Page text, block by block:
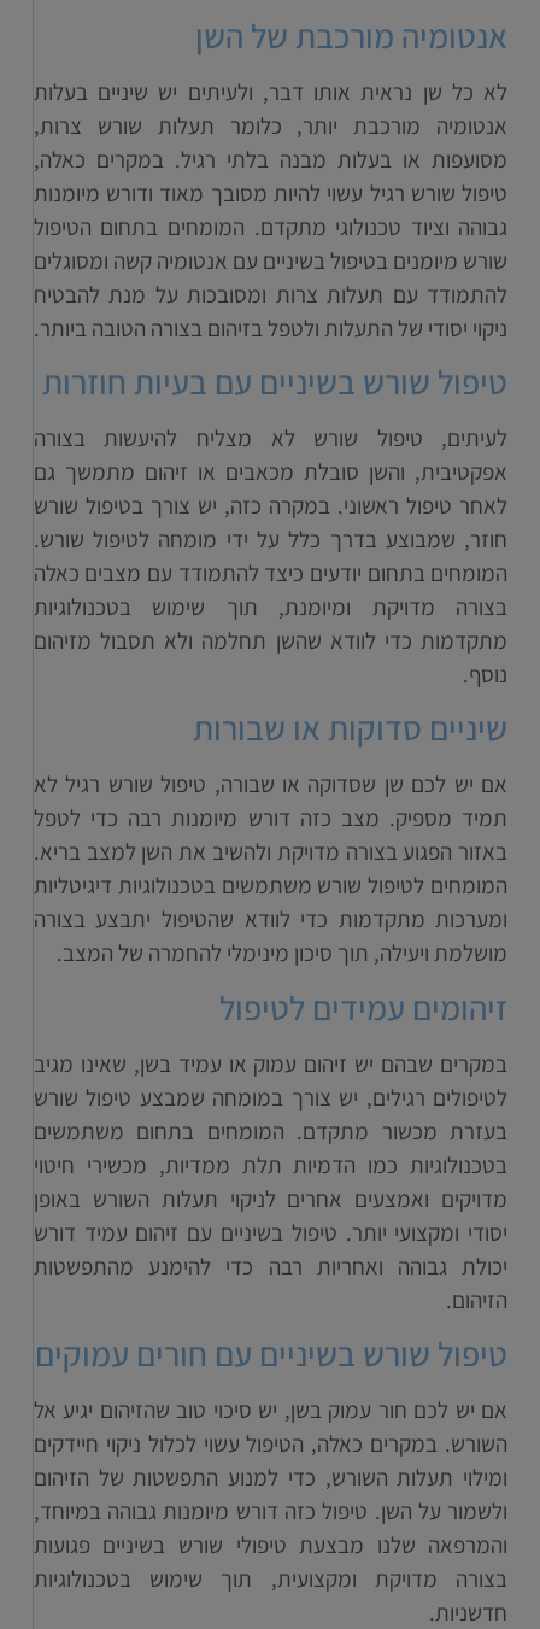
אנטומיה מורכבת של השן
לא כל שן נראית אותו דבר, ולעיתים יש שיניים בעלות
אנטומיה מורכבת יותר, כלומר תעלות שורש צרות,
מסועפות או בעלות מבנה בלתי רגיל. במקרים כאלה,
טיפול שורש רגיל עשוי להיות מסובך מאוד ודורש מיומנות
גבוהה וציוד טכנולוגי מתקדם. המומחים בתחום הטיפול
שורש מיומנים בטיפול בשיניים עם אנטומיה קשה ומסוגלים
להתמודד עם תעלות צרות ומסובכות על מנת להבטיח
ניקוי יסודי של התעלות ולטפל בזיהום בצורה הטובה ביותר.
טיפול שורש בשיניים עם בעיות חוזרות
לעיתים, טיפול שורש לא מצליח להיעשות בצורה
אפקטיבית, והשן סובלת מכאבים או זיהום מתמשך גם
לאחר טיפול ראשוני. במקרה כזה, יש צורך בטיפול שורש
חוזר, שמבוצע בדרך כלל על ידי מומחה לטיפול שורש.
המומחים בתחום יודעים כיצד להתמודד עם מצבים כאלה
בצורה מדויקת ומיומנת, תוך שימוש בטכנולוגיות
מתקדמות כדי לוודא שהשן תחלמה ולא תסבול מזיהום
נוסף.
שיניים סדוקות או שבורות
אם יש לכם שן שסדוקה או שבורה, טיפול שורש רגיל לא
תמיד מספיק. מצב כזה דורש מיומנות רבה כדי לטפל
באזור הפגוע בצורה מדויקת ולהשיב את השן למצב בריא.
המומחים לטיפול שורש משתמשים בטכנולוגיות דיגיטליות
ומערכות מתקדמות כדי לוודא שהטיפול יתבצע בצורה
מושלמת ויעילה, תוך סיכון מינימלי להחמרה של המצב.
זיהומים עמידים לטיפול
במקרים שבהם יש זיהום עמוק או עמיד בשן, שאינו מגיב
לטיפולים רגילים, יש צורך במומחה שמבצע טיפול שורש
בעזרת מכשור מתקדם. המומחים בתחום משתמשים
בטכנולוגיות כמו הדמיות תלת ממדיות, מכשירי חיטוי
מדויקים ואמצעים אחרים לניקוי תעלות השורש באופן
יסודי ומקצועי יותר. טיפול בשיניים עם זיהום עמיד דורש
יכולת גבוהה ואחריות רבה כדי להימנע מהתפשטות
הזיהום.
טיפול שורש בשיניים עם חורים עמוקים
אם יש לכם חור עמוק בשן, יש סיכוי טוב שהזיהום יגיע אל
השורש. במקרים כאלה, הטיפול עשוי לכלול ניקוי חיידקים
ומילוי תעלות השורש, כדי למנוע התפשטות של הזיהום
ולשמור על השן. טיפול כזה דורש מיומנות גבוהה במיוחד,
והמרפאה שלנו מבצעת טיפולי שורש בשיניים פגועות
בצורה מדויקת ומקצועית, תוך שימוש בטכנולוגיות
חדשניות.